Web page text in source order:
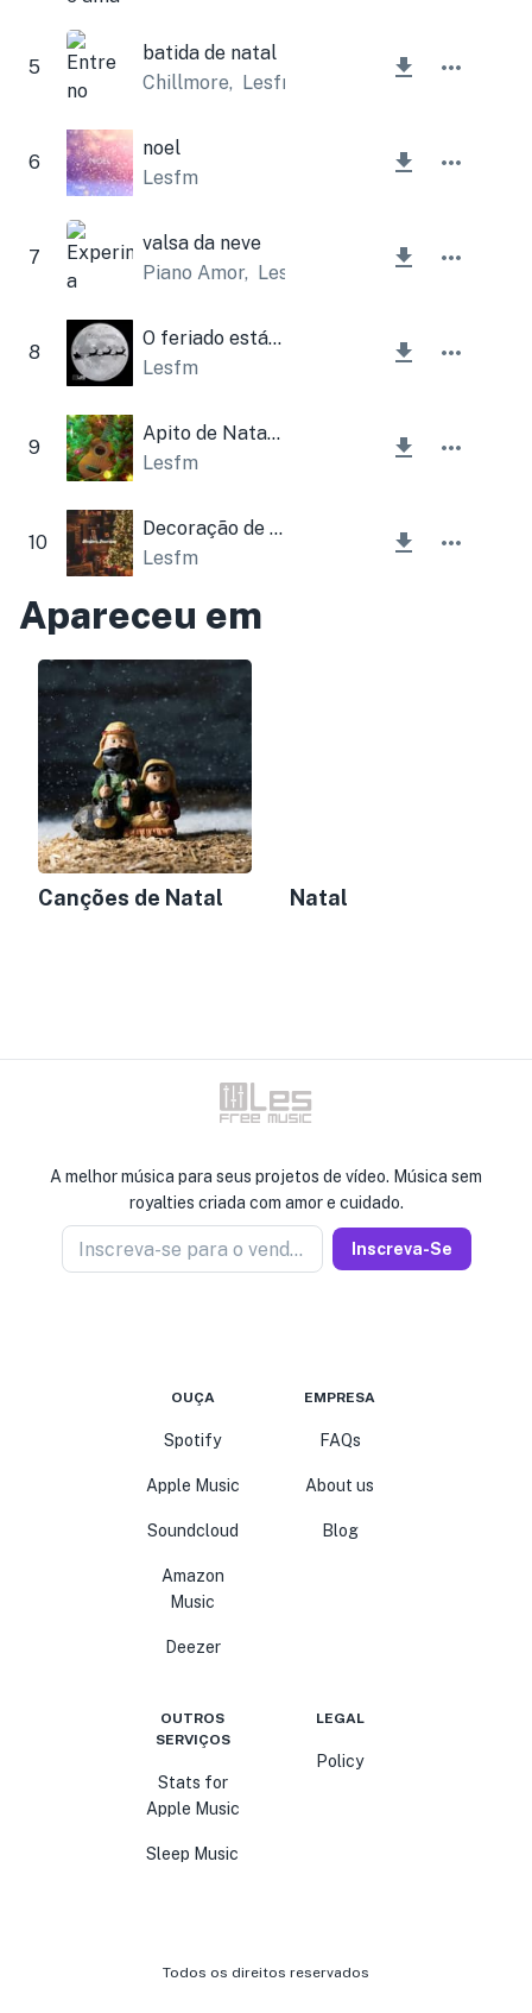
5
batida de natal
Chillmore, Lesfm
6
noel
Lesfm
7
valsa da neve
Piano Amor, Lesfm
8
O feriado está chegando
Lesfm
9
Apito de Natal e Ukulele
Lesfm
10
Decoração de Natal
Lesfm
Apareceu em
Canções de Natal Natal
A melhor música para seus projetos de vídeo. Música sem
royalties criada com amor e cuidado.
Inscreva-se para o vendedor de notícias Inscreva-Se
OUÇA
Spotify
Apple Music
Soundcloud
Amazon
Music
Deezer
EMPRESA
FAQs
About us
Blog
OUTROS
SERVIÇOS
Stats for
Apple Music
Sleep Music
LEGAL
Policy
Todos os direitos reservados